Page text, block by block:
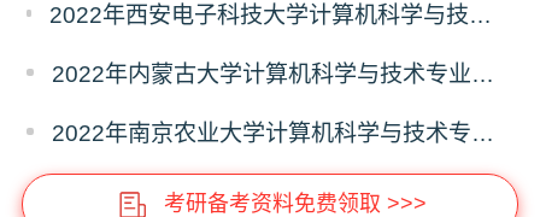
2022年西安电子科技大学计算机科学与技术学院计算机科学与技术专业报录比
2022年内蒙古大学计算机科学与技术专业报录比
2022年南京农业大学计算机科学与技术专业报录比
考研备考资料免费领取 >>>